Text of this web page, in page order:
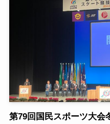
第79回国民スポーツ大